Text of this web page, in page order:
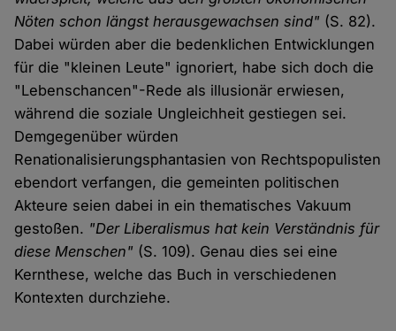
Nöten schon längst herausgewachsen sind" (S. 82).
Dabei würden aber die bedenklichen Entwicklungen
für die "kleinen Leute" ignoriert, habe sich doch die
"Lebenschancen"-Rede als illusionär erwiesen,
während die soziale Ungleichheit gestiegen sei.
Demgegenüber würden
Renationalisierungsphantasien von Rechtspopulisten
ebendort verfangen, die gemeinten politischen
Akteure seien dabei in ein thematisches Vakuum
gestoßen. "Der Liberalismus hat kein Verständnis für
diese Menschen" (S. 109). Genau dies sei eine
Kernthese, welche das Buch in verschiedenen
Kontexten durchziehe.